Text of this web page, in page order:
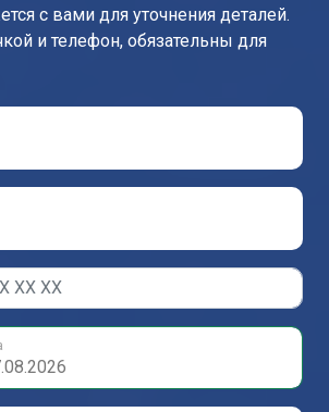
с вами для уточнения деталей.
и телефон, обязательны для